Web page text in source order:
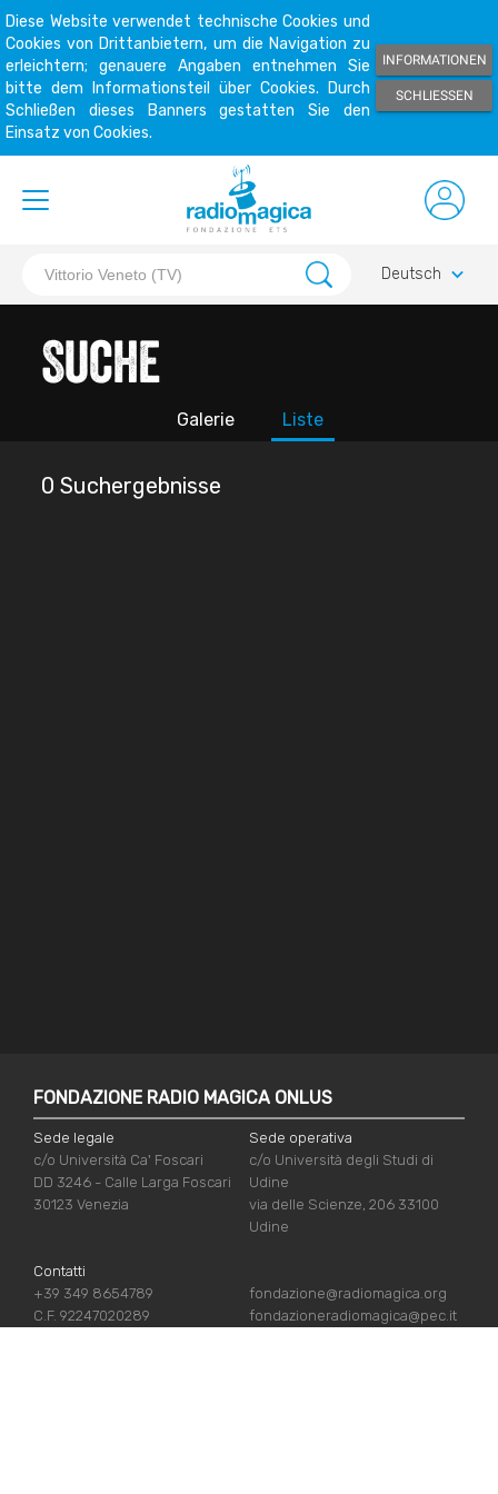
Diese Website verwendet technische Cookies und
Cookies von Drittanbietern, um die Navigation zu
erleichtern; genauere Angaben entnehmen Sie
bitte dem Informationsteil über Cookies. Durch
Schließen dieses Banners gestatten Sie den
Einsatz von Cookies.
INFORMATIONEN
SCHLIESSEN
Deutsch keyboard_arrow_down
Suche
Galerie Liste
0 Suchergebnisse
FONDAZIONE RADIO MAGICA ONLUS
Sede legale
c/o Università Ca' Foscari
DD 3246 - Calle Larga Foscari
30123 Venezia
Sede operativa
c/o Università degli Studi di
Udine
via delle Scienze, 206 33100
Udine
Contatti
+39 349 8654789
C.F. 92247020289
fondazione@radiomagica.org
fondazioneradiomagica@pec.it